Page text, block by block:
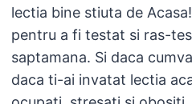
lectia bine stiuta de
pentru a fi testat si ras-
saptamana. Si daca
daca ti-ai invatat lectia